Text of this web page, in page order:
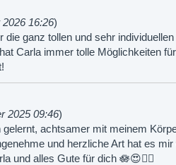
16:26)
die ganz tollen und sehr
Carla immer tolle Möglichkeiten
2025 09:46)
achtsamer mit meinem
und herzliche Art hat es
und alles Gute für dich 🪷😍🧘‍♀️